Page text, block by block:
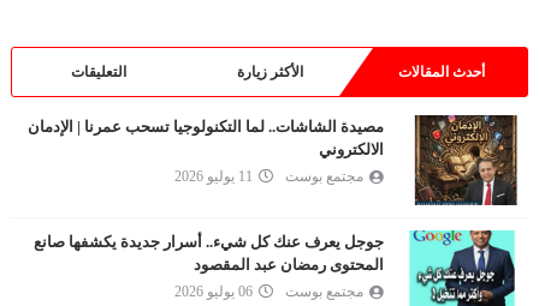
أحدث المقالات الأكثر زيارة التعليقات
مصيدة الشاشات.. لما التكنولوجيا تسحب عمرنا | الإدمان
الالكتروني
مجتمع بوست 11 يوليو 2026
جوجل يعرف عنك كل شيء.. أسرار جديدة يكشفها صانع
المحتوى رمضان عبد المقصود
مجتمع بوست 06 يوليو 2026